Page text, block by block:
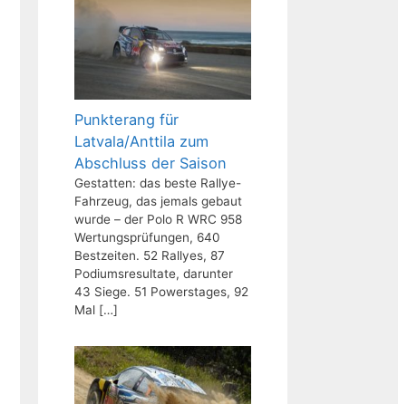
Punkterang für
Latvala/Anttila zum
Abschluss der Saison
Gestatten: das beste Rallye-
Fahrzeug, das jemals gebaut
wurde – der Polo R WRC 958
Wertungsprüfungen, 640
Bestzeiten. 52 Rallyes, 87
Podiumsresultate, darunter
43 Siege. 51 Powerstages, 92
Mal […]